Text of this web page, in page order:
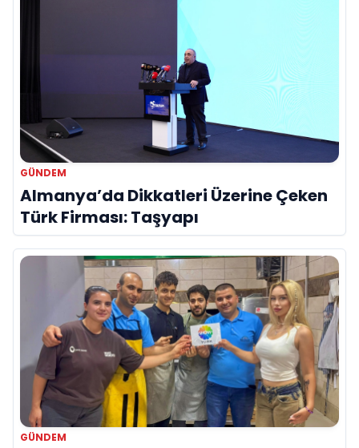
GÜNDEM
Almanya’da Dikkatleri Üzerine Çeken
Türk Firması: Taşyapı
GÜNDEM